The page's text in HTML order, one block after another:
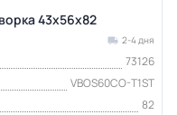
43х56х82
2-4 дня
73126
VBOS60CO-T1ST
82